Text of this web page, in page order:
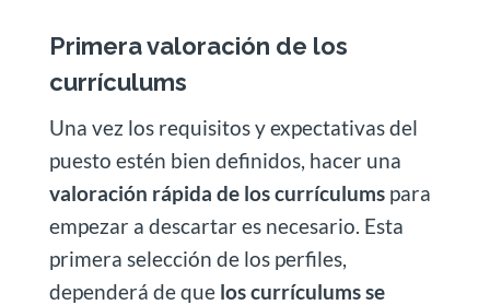
Primera valoración de los
currículums
Una vez los requisitos y expectativas del
puesto estén bien definidos, hacer una
valoración rápida de los currículumspara
empezar a descartar es necesario. Esta
primera selección de los perfiles,
dependerá de que los currículums se